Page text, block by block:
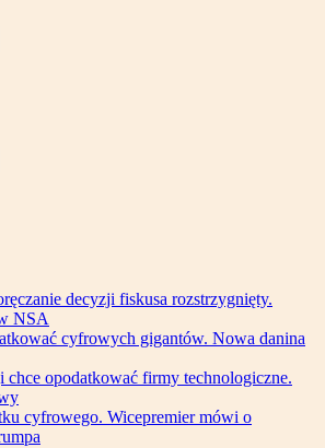
decyzji fiskusa rozstrzygnięty.
NSA
cyfrowych gigantów. Nowa danina
chce opodatkować firmy technologiczne.
cyfrowego. Wicepremier mówi o